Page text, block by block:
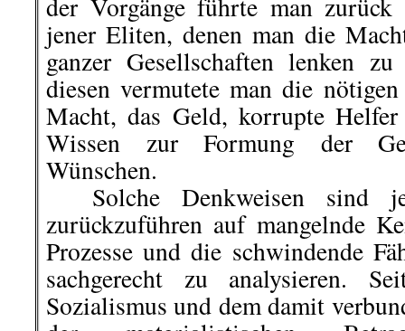
der Vorgänge führte man
jener Eliten, denen man die
ganzer Gesellschaften lenken
diesen vermutete man die
Macht, das Geld, korrupte
Wissen zur Formung der
Wünschen.
Solche Denkweisen sind
zurückzuführen auf mangelnde
Prozesse und die schwindende
sachgerecht zu analysieren.
Sozialismus und dem damit